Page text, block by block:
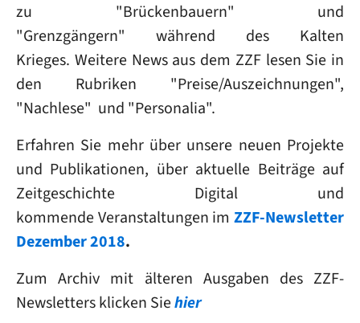
zu "Brückenbauern" und
"Grenzgängern" während des Kalten
Krieges. Weitere News aus dem ZZF lesen Sie in
den Rubriken "Preise/Auszeichnungen",
"Nachlese" und "Personalia".
Erfahren Sie mehr über unsere neuen Projekte
und Publikationen, über aktuelle Beiträge auf
Zeitgeschichte Digital und
kommende Veranstaltungen im ZZF-Newsletter
Dezember 2018.
Zum Archiv mit älteren Ausgaben des ZZF-
Newsletters klicken Siehier